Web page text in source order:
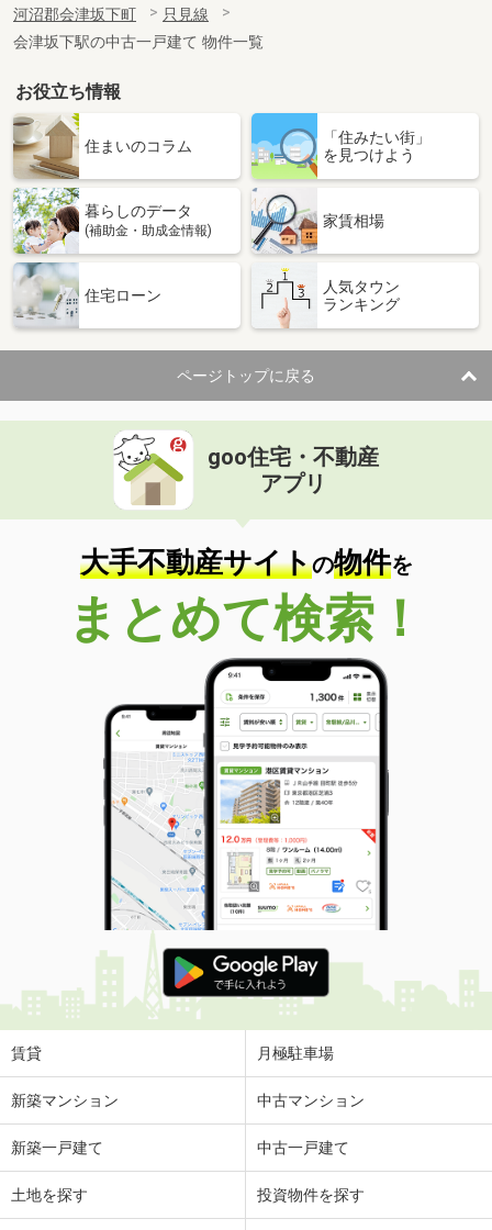
河沼郡会津坂下町
只見線
会津坂下駅の中古一戸建て 物件一覧
お役立ち情報
住まいのコラム
「住みたい街」
を見つけよう
暮らしのデータ
(補助金・助成金情報)
家賃相場
住宅ローン
人気タウン
ランキング
ページトップに戻る
goo住宅・不動産
アプリ
大手不動産サイトの物件を
まとめて検索！
賃貸 月極駐車場
新築マンション 中古マンション
新築一戸建て 中古一戸建て
土地を探す 投資物件を探す